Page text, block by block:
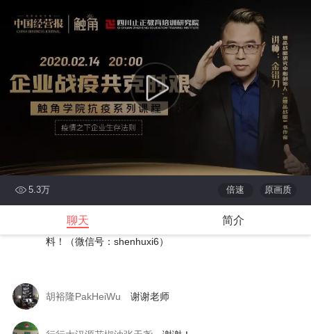
5.3万 原画质
倍速
聊天 简介
各位学习聆听！
下次课程预告：2月15日（周六）15:00中南财经政法大学
工商管理学院经贸系教授田毕飞主讲《突发公共卫生事件下
的创新创业》，请持续关注！也欢迎加入学习群获取更多资
料！（微信号：shenhuxi6）
金错刀老师讲课到此结束，感谢
各位学习聆听！
下次课程预告：2月15日（周六）15:00中南财经政法大学
的创新创业》，请持续关注！也欢迎加入学习群获取更多资
料！（微信号：shenhuxi6）
胡裕隆PakHeiWu 谢谢老师